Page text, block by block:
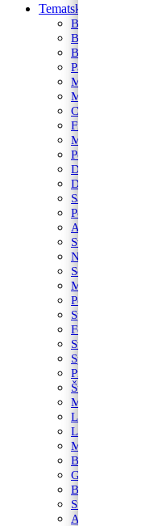
Tematski rođendani
Barbie
Bing
Baby Shark
Paw Patrol
Minie
Miki
Cocomelon
Frozen
Munjeviti Jurić
Pokemon
Dinosauri
Domaće životinje
Safari
Peppa Pig
Autići i strojevi
Svemir
Nogomet
Sonic
Minecraft
Peppa Pig
Spider-Man
Fortnite
Star Wars
Spužva Bob
Princeze
Šumske životinje
Maša i Medvjed
LOL
Lilo i Stitch
My Little Pony
Betmen
Gabby’s Dollhouse
Blue’s Clues
Super Mario
Avengers